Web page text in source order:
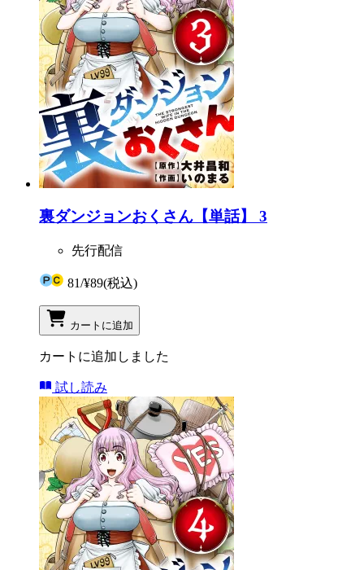
裏ダンジョンおくさん【単話】 3
先行配信
81/¥89(税込)
カートに追加
カートに追加しました
試し読み